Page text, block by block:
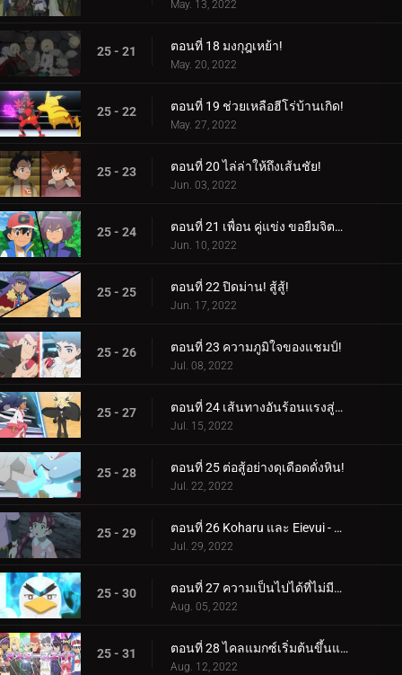
May. 13, 2022
25 - 21 ตอนที่ 18 มงกุฎเหย้า!
May. 20, 2022
25 - 22 ตอนที่ 19 ช่วยเหลือฮีโร่บ้านเกิด!
May. 27, 2022
25 - 23 ตอนที่ 20 ไล่ล่าให้ถึงเส้นชัย!
Jun. 03, 2022
25 - 24 ตอนที่ 21 เพื่อน คู่แข่ง ขอยืมจิตวิญญาณของคุณมาให้ฉัน!
Jun. 10, 2022
25 - 25 ตอนที่ 22 ปิดม่าน! สู้สู้!
Jun. 17, 2022
25 - 26 ตอนที่ 23 ความภูมิใจของแชมป์!
Jul. 08, 2022
25 - 27 ตอนที่ 24 เส้นทางอันร้อนแรงสู่การเป็นผู้เชี่ยวชาญ!
Jul. 15, 2022
25 - 28 ตอนที่ 25 ต่อสู้อย่างดุเดือดดั่งหิน!
Jul. 22, 2022
25 - 29 ตอนที่ 26 Koharu และ Eievui - ปาฏิหาริย์แห่งวิวัฒนาการ
Jul. 29, 2022
25 - 30 ตอนที่ 27 ความเป็นไปได้ที่ไม่มีที่สิ้นสุด!
Aug. 05, 2022
25 - 31 ตอนที่ 28 ไคลแมกซ์เริ่มต้นขึ้นแล้ว! ประสบการณ์การแข่งขันระดับปรมาจารย์ของ Satoshi!!
Aug. 12, 2022